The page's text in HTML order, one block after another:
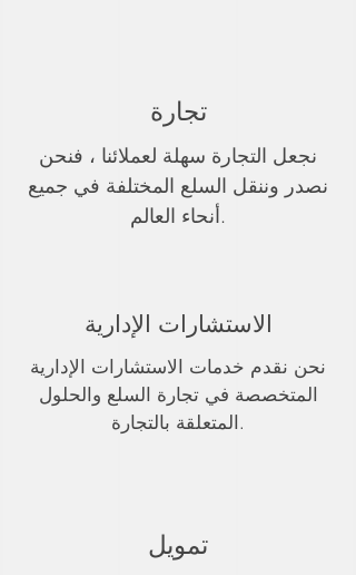
تجارة
نجعل التجارة سهلة لعملائنا ، فنحن
نصدر وننقل السلع المختلفة في جميع
أنحاء العالم.
الاستشارات الإدارية
نحن نقدم خدمات الاستشارات الإدارية
المتخصصة في تجارة السلع والحلول
المتعلقة بالتجارة.
تمويل